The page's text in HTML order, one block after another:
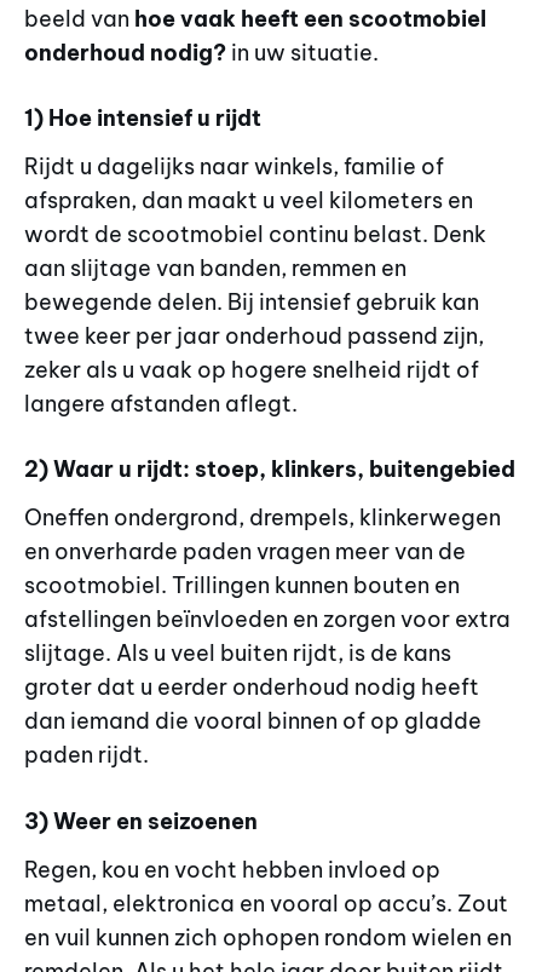
beeld van hoe vaak heeft een scootmobiel
onderhoud nodig? in uw situatie.
1) Hoe intensief u rijdt
Rijdt u dagelijks naar winkels, familie of
afspraken, dan maakt u veel kilometers en
wordt de scootmobiel continu belast. Denk
aan slijtage van banden, remmen en
bewegende delen. Bij intensief gebruik kan
twee keer per jaar onderhoud passend zijn,
zeker als u vaak op hogere snelheid rijdt of
langere afstanden aflegt.
2) Waar u rijdt: stoep, klinkers, buitengebied
Oneffen ondergrond, drempels, klinkerwegen
en onverharde paden vragen meer van de
scootmobiel. Trillingen kunnen bouten en
afstellingen beïnvloeden en zorgen voor extra
slijtage. Als u veel buiten rijdt, is de kans
groter dat u eerder onderhoud nodig heeft
dan iemand die vooral binnen of op gladde
paden rijdt.
3) Weer en seizoenen
Regen, kou en vocht hebben invloed op
metaal, elektronica en vooral op accu’s. Zout
en vuil kunnen zich ophopen rondom wielen en